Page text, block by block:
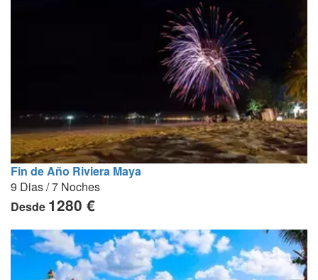
Fin de Año Riviera Maya
9 Dias / 7 Noches
Desde 1280 €